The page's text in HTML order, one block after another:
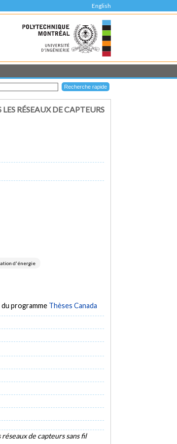
English
RÉSEAUX DE CAPTEURS
d'énergie
programme Thèses Canada
de capteurs sans fil